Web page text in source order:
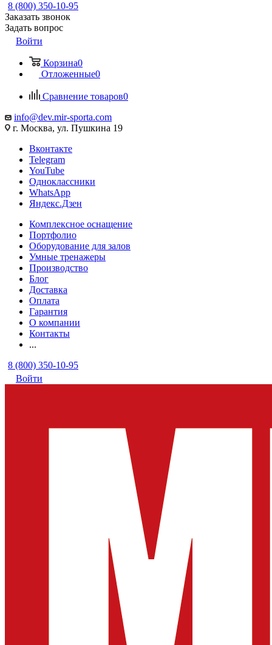
8 (800) 350-10-95
Заказать звонок
Задать вопрос
Войти
Корзина0
Отложенные0
Сравнение товаров0
info@dev.mir-sporta.com
г. Москва, ул. Пушкина 19
Вконтакте
Telegram
YouTube
Одноклассники
WhatsApp
Яндекс.Дзен
Комплексное оснащение
Портфолио
Оборудование для залов
Умные тренажеры
Производство
Блог
Доставка
Оплата
Гарантия
О компании
Контакты
...
8 (800) 350-10-95
Войти